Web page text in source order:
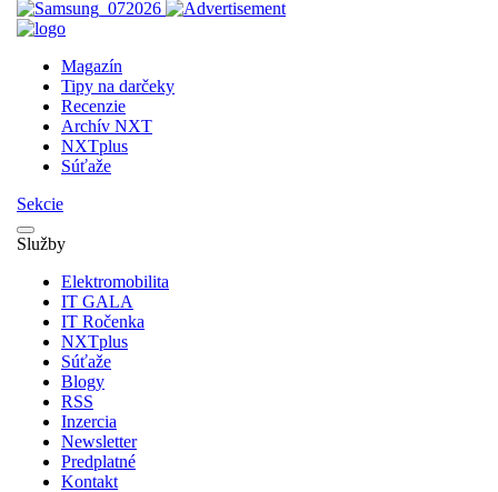
Magazín
Tipy na darčeky
Recenzie
Archív NXT
NXTplus
Súťaže
Sekcie
Služby
Elektromobilita
IT GALA
IT Ročenka
NXTplus
Súťaže
Blogy
RSS
Inzercia
Newsletter
Predplatné
Kontakt